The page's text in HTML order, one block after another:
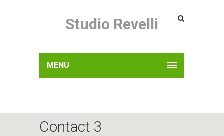
Studio Revelli
MENU
Contact 3